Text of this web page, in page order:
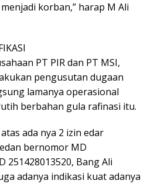
korban,” harap M Ali
PT PIR dan PT MSI,
pengusutan dugaan
lamanya operasional
berbahan gula rafinasi itu.
ada nya 2 izin edar
bernomor MD
251428013520, Bang Ali
adanya indikasi kuat adanya